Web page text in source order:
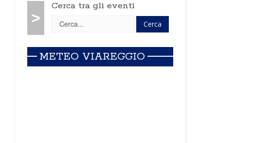
>
Cerca tra gli eventi
METEO VIAREGGIO